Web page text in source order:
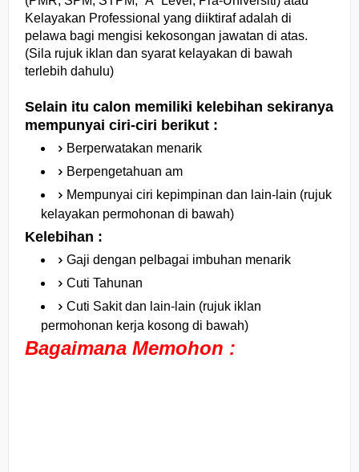
Kelayakan Professional yang diiktiraf adalah di
pelawa bagi mengisi kekosongan jawatan di atas.
(Sila rujuk iklan dan syarat kelayakan di bawah
terlebih dahulu)
Selain itu calon memiliki kelebihan sekiranya
mempunyai ciri-ciri berikut :
Berperwatakan menarik
Berpengetahuan am
Mempunyai ciri kepimpinan dan lain-lain (rujuk
kelayakan permohonan di bawah)
Kelebihan :
Gaji dengan pelbagai imbuhan menarik
Cuti Tahunan
Cuti Sakit dan lain-lain (rujuk iklan
permohonan kerja kosong di bawah)
Bagaimana Memohon :